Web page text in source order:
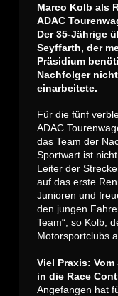
Marco Kolb als
ADAC
Der 35-Jährige
Seyffarth, der
Präsidium
Nachfolger
einarbeitete.
Für die fünf
ADAC
das Team der
Sportwart ist
Leiter der
auf das erste
Junioren und
den jungen
Team“, so Kolb,
Motorsportclubs
Viel Praxis:
in die Race
Angefangen hat